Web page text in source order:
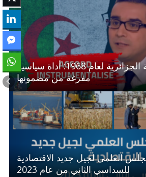
الاتفاقية الفرنسية الجزائرية لعام 1968: أداة سياسية
مفرغة من مضمونها
العلمي لجيل جديد الاقتصادية
للسداسي الثاني من عام 2023